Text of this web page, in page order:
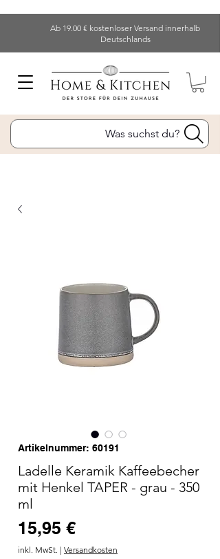
Ab 19.00 € kostenloser Versand innerhalb
Deutschlands
Was suchst du?
Artikelnummer: 60191
Ladelle Keramik Kaffeebecher
mit Henkel TAPER - grau - 350
ml
15,95 €Preis
inkl. MwSt. | Versandkosten